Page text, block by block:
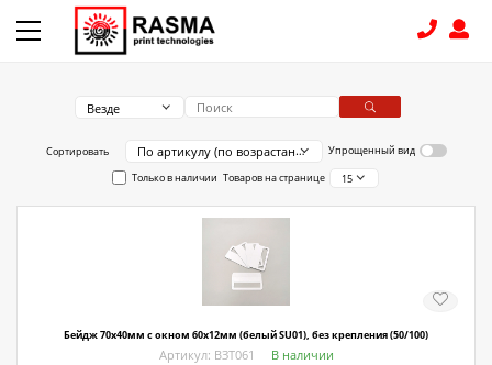
Как купить
КОНТАКТЫ
8 (831) 414-15-19
Везде
Сортировать По артикулу (по возрастанию)
Упрощенный вид
Только в наличии Товаров на странице 15
Бейдж 70х40мм с окном 60х12мм (белый SU01), без крепления (50/100)
Артикул: ВЗТ061 В наличии